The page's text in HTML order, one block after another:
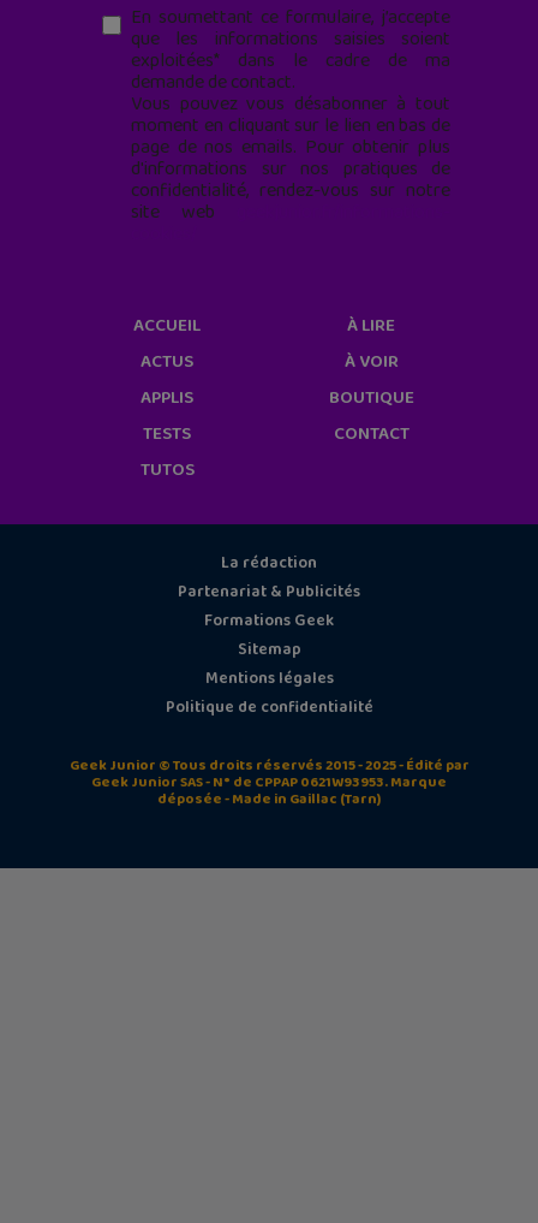
En soumettant ce formulaire, j’accepte
que les informations saisies soient
exploitées* dans le cadre de ma
demande de contact.
Vous pouvez vous désabonner à tout
moment en cliquant sur le lien en bas de
page de nos emails. Pour obtenir plus
d'informations sur nos pratiques de
confidentialité, rendez-vous sur notre
site web
ACCUEIL
ACTUS
APPLIS
TESTS
TUTOS
À LIRE
À VOIR
BOUTIQUE
CONTACT
La rédaction
Partenariat & Publicités
Formations Geek
Sitemap
Mentions légales
Politique de confidentialité
Geek Junior © Tous droits réservés 2015 - 2025 - Édité par
Geek Junior SAS - N° de CPPAP 0621W93953. Marque
déposée - Made in Gaillac (Tarn)